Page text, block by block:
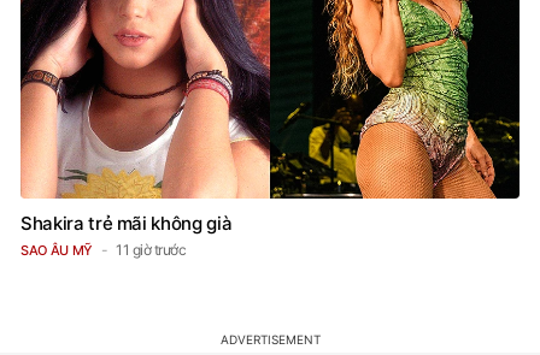
Shakira trẻ mãi không già
SAO ÂU MỸ 11 giờ trước